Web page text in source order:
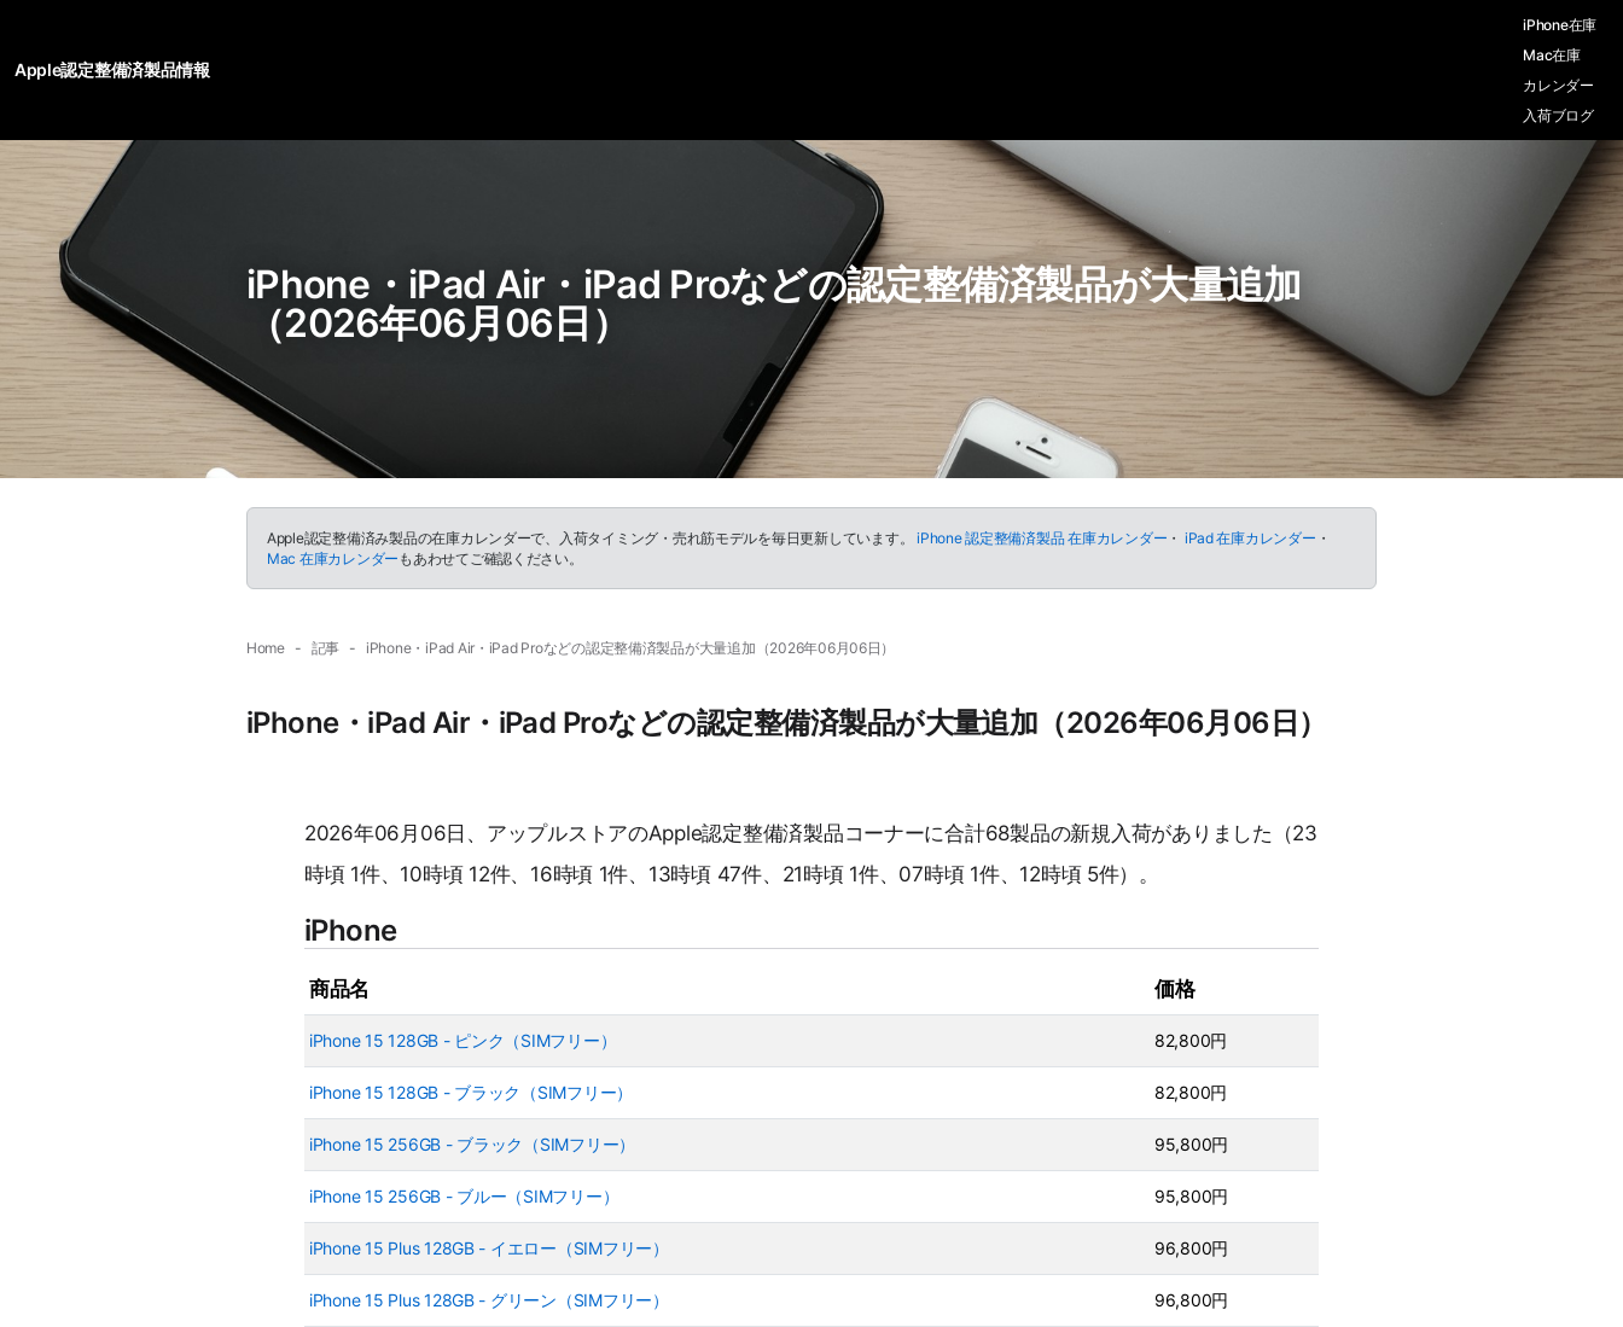
Apple認定整備済製品情報
iPhone在庫
Mac在庫
カレンダー
入荷ブログ
iPhone・iPad Air・iPad Proなどの認定整備済製品が大量追加
（2026年06月06日）
Apple認定整備済み製品の在庫カレンダーで、入荷タイミング・売れ筋モデルを毎日更新しています。iPhone 認定整備済製品 在庫カレンダー ・ iPad 在庫カレンダー ・
Mac 在庫カレンダー もあわせてご確認ください。
Home 記事 iPhone・iPad Air・iPad Proなどの認定整備済製品が大量追加（2026年06月06日）
iPhone・iPad Air・iPad Proなどの認定整備済製品が大量追加（2026年06月06日）
2026年06月06日、アップルストアのApple認定整備済製品コーナーに合計68製品の新規入荷がありました（23
時頃 1件、10時頃 12件、16時頃 1件、13時頃 47件、21時頃 1件、07時頃 1件、12時頃 5件）。
iPhone
商品名 価格
iPhone 15 128GB - ピンク（SIMフリー） 82,800円
iPhone 15 128GB - ブラック（SIMフリー） 82,800円
iPhone 15 256GB - ブラック（SIMフリー） 95,800円
iPhone 15 256GB - ブルー（SIMフリー） 95,800円
iPhone 15 Plus 128GB - イエロー（SIMフリー） 96,800円
iPhone 15 Plus 128GB - グリーン（SIMフリー） 96,800円